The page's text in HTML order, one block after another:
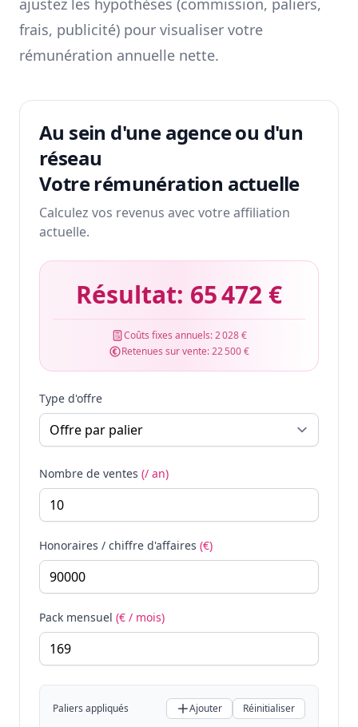
ajustez les hypothèses (commission, paliers,
frais, publicité) pour visualiser votre
rémunération annuelle nette.
Au sein d'une agence ou d'un
réseau
Votre rémunération actuelle
Calculez vos revenus avec votre affiliation
actuelle.
Résultat: 65 472 €
Coûts fixes annuels:2 028 €
Retenues sur vente:22 500 €
Type d'offre
Nombre de ventes (/ an)
Honoraires / chiffre d'affaires (€)
Pack mensuel (€ / mois)
Paliers appliqués Ajouter Réinitialiser